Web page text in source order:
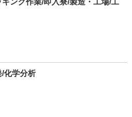
キング作業/即入寮/製造・工場/工
化学分析